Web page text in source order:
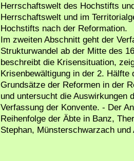
Herrschaftswelt des Hochstifts
Herrschaftswelt und im
Hochstifts nach der Reformation.
Im zweiten Abschnitt geht der
Strukturwandel ab der Mitte des
beschreibt die Krisensituation,
Krisenbewältigung in der 2.
Grundsätze der Reformen in der
und untersucht die Auswirkungen
Verfassung der Konvente. - Der
Reihenfolge der Äbte in Banz,
Stephan, Münsterschwarzach